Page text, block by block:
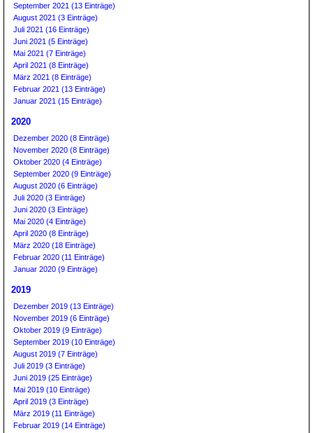
September 2021 (13 Einträge)
August 2021 (3 Einträge)
Juli 2021 (16 Einträge)
Juni 2021 (5 Einträge)
Mai 2021 (7 Einträge)
April 2021 (8 Einträge)
März 2021 (8 Einträge)
Februar 2021 (13 Einträge)
Januar 2021 (15 Einträge)
2020
Dezember 2020 (8 Einträge)
November 2020 (8 Einträge)
Oktober 2020 (4 Einträge)
September 2020 (9 Einträge)
August 2020 (6 Einträge)
Juli 2020 (3 Einträge)
Juni 2020 (3 Einträge)
Mai 2020 (4 Einträge)
April 2020 (8 Einträge)
März 2020 (18 Einträge)
Februar 2020 (11 Einträge)
Januar 2020 (9 Einträge)
2019
Dezember 2019 (13 Einträge)
November 2019 (6 Einträge)
Oktober 2019 (9 Einträge)
September 2019 (10 Einträge)
August 2019 (7 Einträge)
Juli 2019 (3 Einträge)
Juni 2019 (25 Einträge)
Mai 2019 (10 Einträge)
April 2019 (3 Einträge)
März 2019 (11 Einträge)
Februar 2019 (14 Einträge)